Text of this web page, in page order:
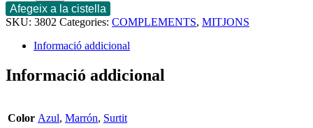
Afegeix a la cistella
SKU: 3802 Categories: COMPLEMENTS, MITJONS
Informació addicional
Informació addicional
Color Azul, Marrón, Surtit